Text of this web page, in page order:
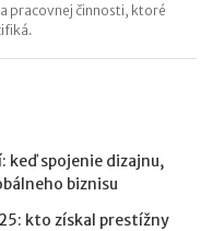
pracovnej činnosti, ktoré
keď spojenie dizajnu,
biznisu
kto získal prestížny